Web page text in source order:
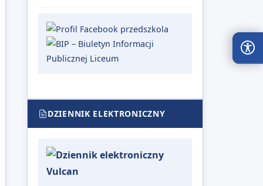
DZIENNIK ELEKTRONICZNY